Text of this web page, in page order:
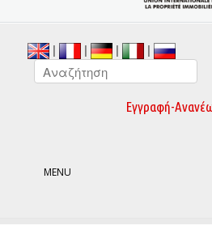
| | | |
Εγγραφή-
MENU